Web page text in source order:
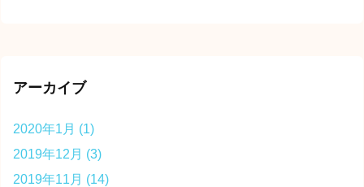
アーカイブ
2020年1月 (1)
2019年12月 (3)
2019年11月 (14)